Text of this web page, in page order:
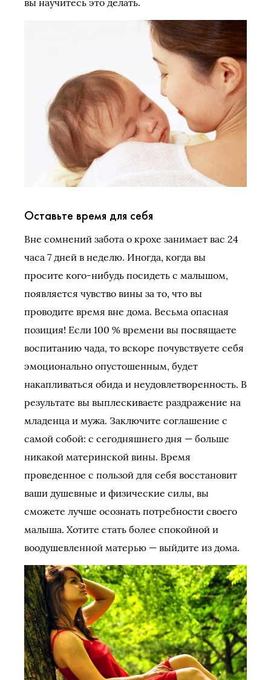
вы научитесь это делать.
Оставьте время для себя
Вне сомнений забота о крохе занимает вас 24
часа 7 дней в неделю. Иногда, когда вы
просите кого-нибудь посидеть с малышом,
появляется чувство вины за то, что вы
проводите время вне дома. Весьма опасная
позиция! Если 100 % времени вы посвящаете
воспитанию чада, то вскоре почувствуете себя
эмоционально опустошенным, будет
накапливаться обида и неудовлетворенность. В
результате вы выплескиваете раздражение на
младенца и мужа. Заключите соглашение с
самой собой: с сегодняшнего дня — больше
никакой материнской вины. Время
проведенное с пользой для себя восстановит
ваши душевные и физические силы, вы
сможете лучше осознать потребности своего
малыша. Хотите стать более спокойной и
воодушевленной матерью — выйдите из дома.